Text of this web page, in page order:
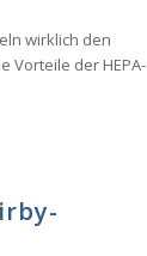
wirklich den
Vorteile der HEPA-